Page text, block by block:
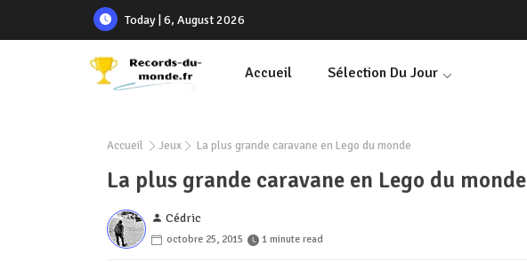
Today | 6, August 2026
Accueil Sélection Du Jour
Accueil Jeux La plus grande caravane en Lego du monde
La plus grande caravane en Lego du monde
Cédric
octobre 25, 2015 1 minute read